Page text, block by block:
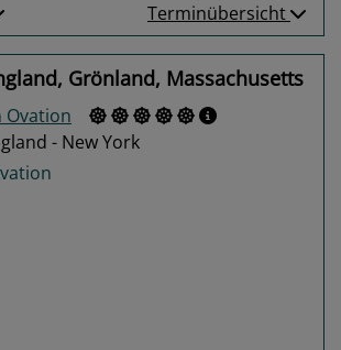
Terminübersicht
Grönland, Massachusetts
Ovation
- New York